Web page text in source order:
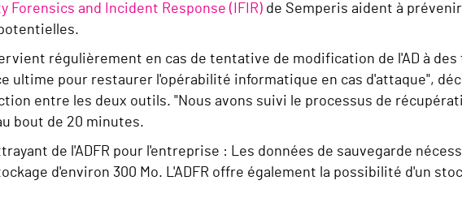
Forensics and Incident Response (IFIR) de Semperis aident à
régulièrement en cas de tentative de modification de l'AD à
ultime pour restaurer l'opérabilité informatique en cas d'attaque",
entre les deux outils. "Nous avons suivi le processus de
bout de 20 minutes.
de l'ADFR pour l'entreprise : Les données de sauvegarde
d'environ 300 Mo. L'ADFR offre également la possibilité d'un